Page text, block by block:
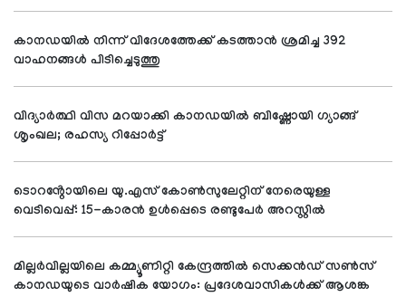
കാനഡയിൽ നിന്ന് വിദേശത്തേക്ക് കടത്താൻ ശ്രമിച്ച 392
വാഹനങ്ങൾ പിടിച്ചെടുത്തു
വിദ്യാര്‍ത്ഥി വിസ മറയാക്കി കാനഡയില്‍ ബിഷ്ണോയി ഗ്യാങ്ങ്
ശൃംഖല; രഹസ്യ റിപ്പോര്‍ട്ട്
ടൊറൻ്റോയിലെ യു.എസ് കോൺസുലേറ്റിന് നേരെയുള്ള
വെടിവെപ്പ്: 15-കാരൻ ഉൾപ്പെടെ രണ്ടുപേർ അറസ്റ്റിൽ
മില്ലർവില്ലയിലെ കമ്മ്യൂണിറ്റി കേന്ദ്രത്തിൽ സെക്കൻഡ് സൺസ്
കാനഡയുടെ വാർഷിക യോഗം: പ്രദേശവാസികൾക്ക് ആശങ്ക